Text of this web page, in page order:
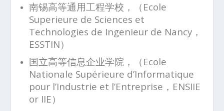
南锡高等通用工程学校，（Ecole
Superieure de Sciences et
Technologies de Ingenieur de Nancy，
ESSTIN）
国立高等信息企业学院，（Ecole
Nationale Supérieure d’Informatique
pour l’Industrie et l’Entreprise，ENSIIE
or IIE）